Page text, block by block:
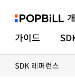
가이드
SDK 레퍼런스